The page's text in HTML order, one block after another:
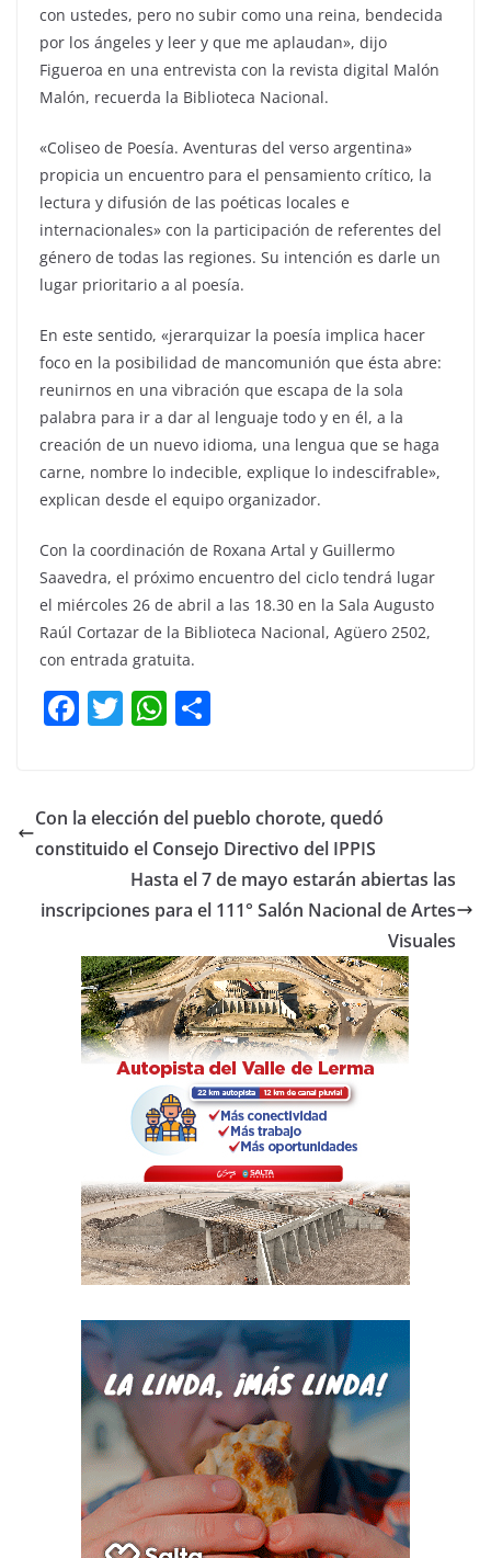
con ustedes, pero no subir como una reina, bendecida
por los ángeles y leer y que me aplaudan», dijo
Figueroa en una entrevista con la revista digital Malón
Malón, recuerda la Biblioteca Nacional.
«Coliseo de Poesía. Aventuras del verso argentina»
propicia un encuentro para el pensamiento crítico, la
lectura y difusión de las poéticas locales e
internacionales» con la participación de referentes del
género de todas las regiones. Su intención es darle un
lugar prioritario a al poesía.
En este sentido, «jerarquizar la poesía implica hacer
foco en la posibilidad de mancomunión que ésta abre:
reunirnos en una vibración que escapa de la sola
palabra para ir a dar al lenguaje todo y en él, a la
creación de un nuevo idioma, una lengua que se haga
carne, nombre lo indecible, explique lo indescifrable»,
explican desde el equipo organizador.
Con la coordinación de Roxana Artal y Guillermo
Saavedra, el próximo encuentro del ciclo tendrá lugar
el miércoles 26 de abril a las 18.30 en la Sala Augusto
Raúl Cortazar de la Biblioteca Nacional, Agüero 2502,
con entrada gratuita.
F
e
b
o
k
T
er
W
s
A
p
p
p
ar
tir
Con la elección del pueblo chorote, quedó
constituido el Consejo Directivo del IPPIS
Hasta el 7 de mayo estarán abiertas las
inscripciones para el 111° Salón Nacional de Artes
Visuales